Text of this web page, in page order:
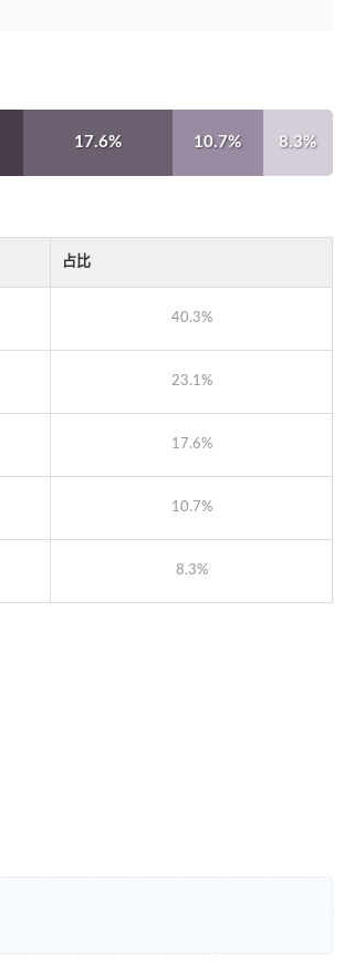
17.6% 10.7% 8.3%
占比
40.3%
23.1%
17.6%
10.7%
8.3%